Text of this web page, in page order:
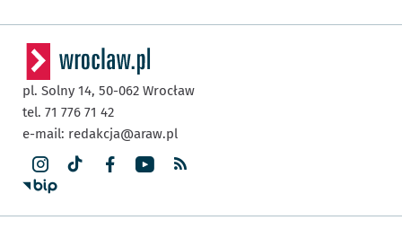
pl. Solny 14, 50-062 Wrocław
tel. 71 776 71 42
e-mail: redakcja@araw.pl